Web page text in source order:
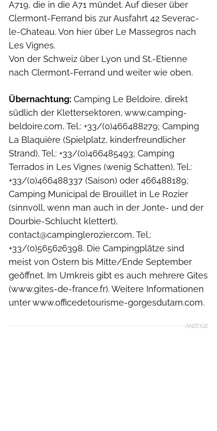
A719, die in die A71 mündet. Auf dieser über
Clermont-Ferrand bis zur Ausfahrt 42 Severac-
le-Chateau. Von hier über Le Massegros nach
Les Vignes.
Von der Schweiz über Lyon und St.-Etienne
nach Clermont-Ferrand und weiter wie oben.
Übernachtung: Camping Le Beldoire, direkt
südlich der Klettersektoren, www.camping-
beldoire.com, Tel.: +33/(0)466488279; Camping
La Blaquière (Spielplatz, kinderfreundlicher
Strand), Tel.: +33/(0)466485493; Camping
Terrados in Les Vignes (wenig Schatten), Tel.:
+33/(0)466488337 (Saison) oder 466488189;
Camping Municipal de Brouillet in Le Rozier
(sinnvoll, wenn man auch in der Jonte- und der
Dourbie-Schlucht klettert),
contact@campinglerozier.com, Tel.:
+33/(0)565626398. Die Campingplätze sind
meist von Ostern bis Mitte/Ende September
geöffnet. Im Umkreis gibt es auch mehrere Gites
(www.gites-de-france.fr). Weitere Informationen
unter www.officedetourisme-gorgesdutarn.com.
ANZEIGE